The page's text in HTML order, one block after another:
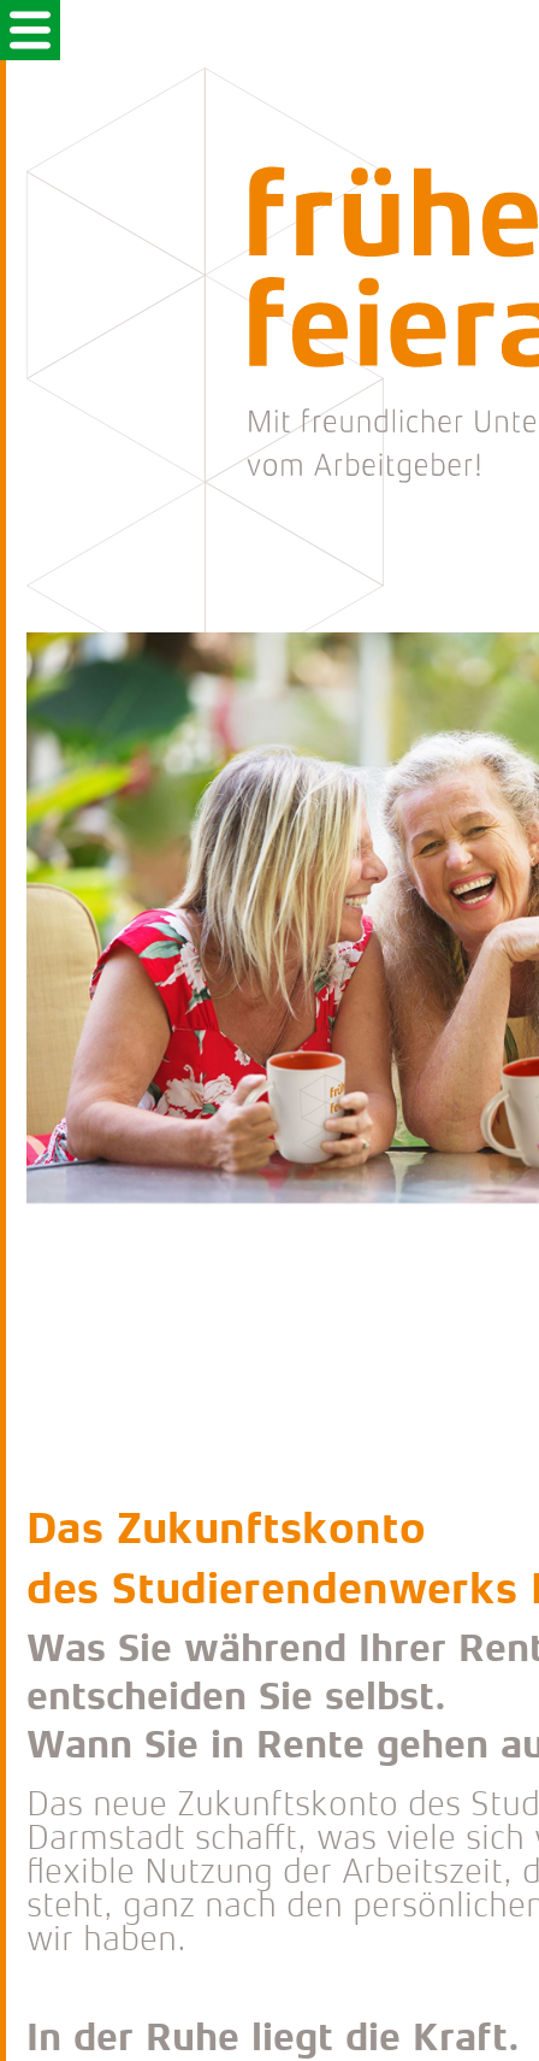
Das Zukunftskonto
des Studierendenwerks
Was Sie während Ihrer
entscheiden Sie selbst.
Wann Sie in Rente gehen
Das neue Zukunftskonto des
Darmstadt schafft, was viele sich
flexible Nutzung der Arbeitszeit,
steht, ganz nach den
wir haben.
In der Ruhe liegt die Kraft.